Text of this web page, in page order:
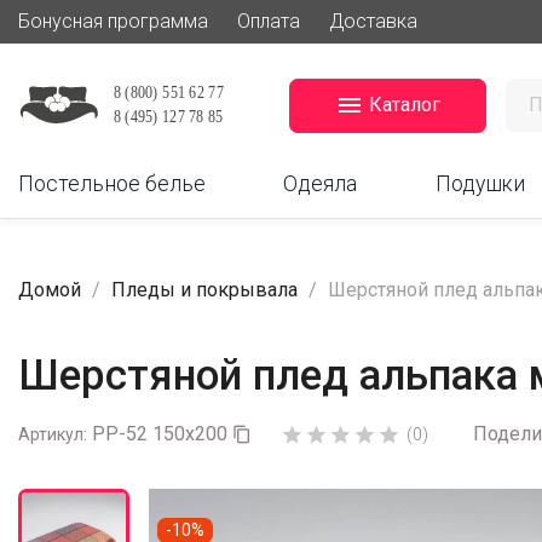
Бонусная программа Оплата Доставка
 Каталог
Постельное белье Одеяла Подушки
Домой Пледы и покрывала Шерстяной плед
Шерстяной плед альпака
Артикул: PP-52 150x200       (0)
-10%